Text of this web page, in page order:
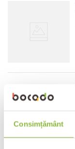
Consimțământ